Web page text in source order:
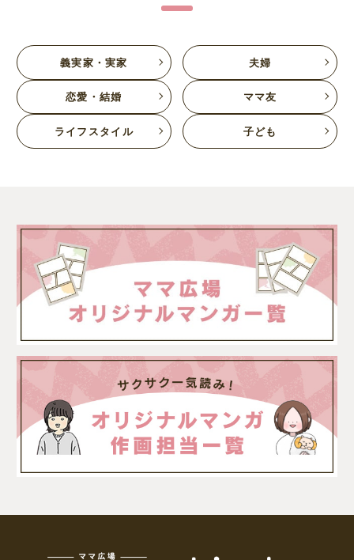
義実家・実家 夫婦
恋愛・結婚 ママ友
ライフスタイル 子ども